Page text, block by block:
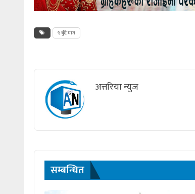
९ बुँदे माग
अत्तरिया न्युज
सम्बन्धित